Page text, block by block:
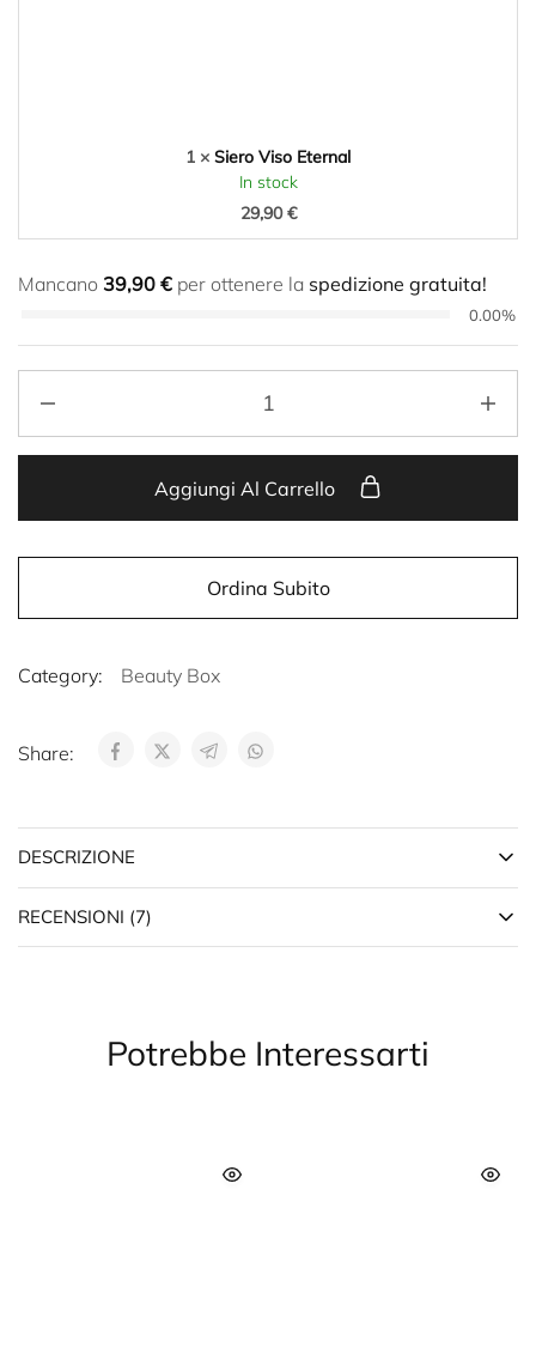
1 × Siero Viso Eternal
In stock
29,90€
Mancano 39,90 € per ottenere la spedizione gratuita!
0.00%
Aggiungi Al Carrello
Ordina Subito
Category: Beauty Box
Share:
DESCRIZIONE
RECENSIONI (7)
Potrebbe Interessarti